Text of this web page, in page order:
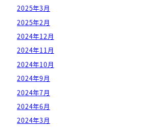
2025年3月
2025年2月
2024年12月
2024年11月
2024年10月
2024年9月
2024年7月
2024年6月
2024年3月